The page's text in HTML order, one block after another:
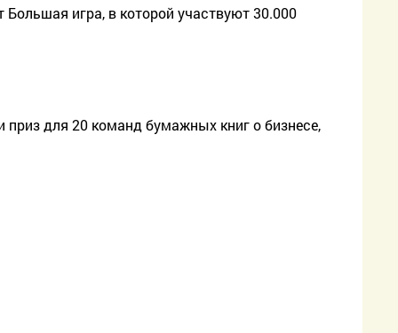
игра, в которой участвуют 30.000
приз для 20 команд бумажных книг о бизнесе,